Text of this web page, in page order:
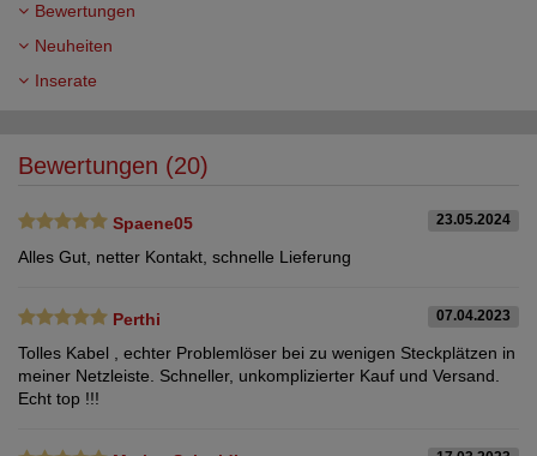
Bewertungen
Neuheiten
Inserate
Bewertungen (20)
Spaene05 23.05.2024
Alles Gut, netter Kontakt, schnelle Lieferung
Perthi 07.04.2023
Tolles Kabel , echter Problemlöser bei zu wenigen Steckplätzen in
meiner Netzleiste. Schneller, unkomplizierter Kauf und Versand.
Echt top !!!